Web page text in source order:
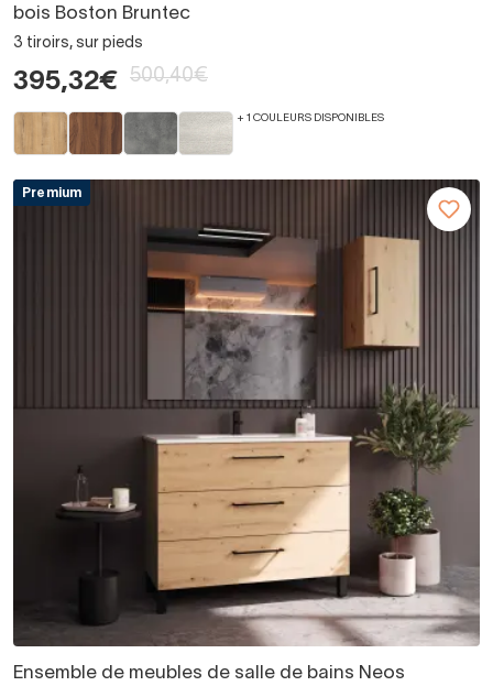
bois Boston Bruntec
3 tiroirs, sur pieds
395,32€ 500,40€
+ 1 COULEURS DISPONIBLES
Premium
Ensemble de meubles de salle de bains Neos